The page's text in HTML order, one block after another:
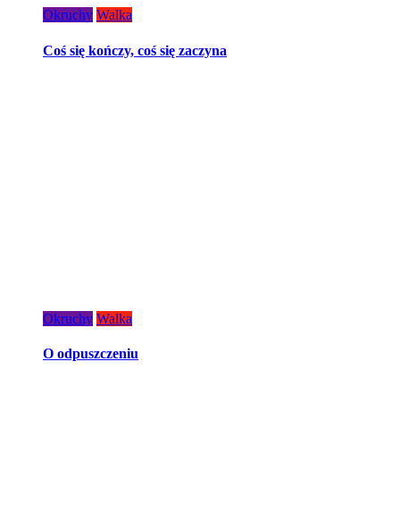
Okruchy Walka
Coś się kończy, coś się zaczyna
Okruchy Walka
O odpuszczeniu